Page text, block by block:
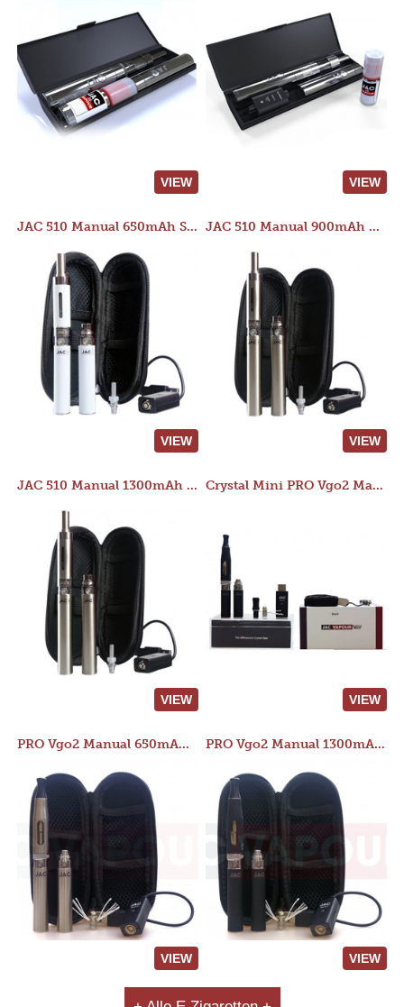
VIEW VIEW
JAC 510 Manual 650mAh Starter Kit
VIEW
JAC 510 Manual 900mAh Starter Kit
VIEW
JAC 510 Manual 1300mAh Starter Kit
VIEW
Crystal Mini PRO Vgo2 Manual 400mAh Kit
VIEW
PRO Vgo2 Manual 650mAh Kit
VIEW
PRO Vgo2 Manual 1300mAh Kit
VIEW